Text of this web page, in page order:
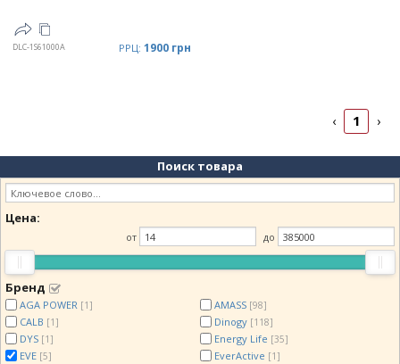
DLC-1S61000A РРЦ: 1900 грн
‹ 1 ›
Поиск товара
Цена:
от до
Бренд
AGA POWER [1] AMASS [98]
CALB [1] Dinogy [118]
DYS [1] Energy Life [35]
EVE [5] EverActive [1]